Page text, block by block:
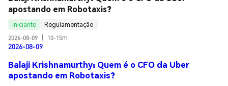
apostando em Robotaxis?
Iniciante
Regulamentação
2026-08-09
10-15m
2026-08-09
Balaji Krishnamurthy: Quem é o CFO da Uber
apostando em Robotaxis?